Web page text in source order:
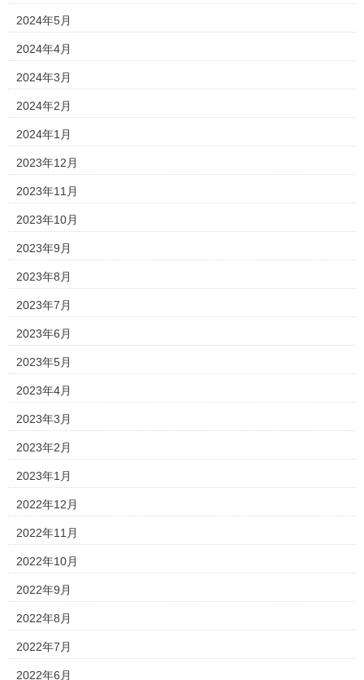
2024年5月
2024年4月
2024年3月
2024年2月
2024年1月
2023年12月
2023年11月
2023年10月
2023年9月
2023年8月
2023年7月
2023年6月
2023年5月
2023年4月
2023年3月
2023年2月
2023年1月
2022年12月
2022年11月
2022年10月
2022年9月
2022年8月
2022年7月
2022年6月